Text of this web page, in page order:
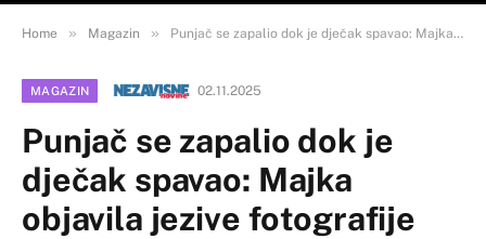
Home » Magazin » Punjač se zapalio dok je dječak spavao: Majka objavila jezive fotografije
MAGAZIN 02.11.2025
Punjač se zapalio dok je
dječak spavao: Majka
objavila jezive fotografije